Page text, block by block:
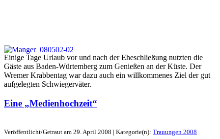
Einige Tage Urlaub vor und nach der Eheschließung nutzten die
Gäste aus Baden-Würtemberg zum Genießen an der Küste. Der
Wremer Krabbentag war dazu auch ein willkommenes Ziel der gut
aufgelegten Schwiegerväter.
Eine „Medienhochzeit“
Veröffentlicht/Getraut am 29. April 2008 | Kategorie(n): Trauungen 2008